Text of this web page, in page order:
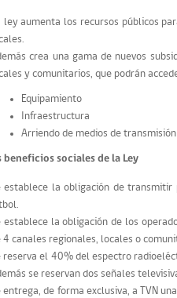
ley aumenta los recursos públicos
crea una gama de nuevos
y comunitarios, que podrán
Equipamiento
Infraestructura
Arriendo de medios de transmisión
beneficios sociales de la Ley
establece la obligación de
establece la obligación de los
4 canales regionales, locales o
reserva el 40% del espectro
se reservan dos señales
entrega, de forma exclusiva, a TVN